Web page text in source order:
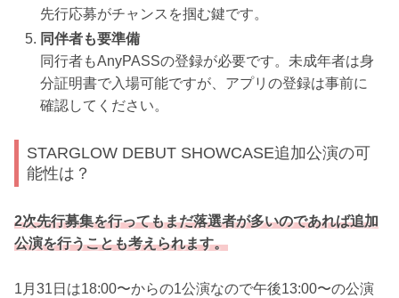
先行応募がチャンスを掴む鍵です。
同伴者も要準備
同行者もAnyPASSの登録が必要です。未成年者は身
分証明書で入場可能ですが、アプリの登録は事前に
確認してください。
STARGLOW DEBUT SHOWCASE追加公演の可
能性は？
2次先行募集を行ってもまだ落選者が多いのであれば追加
公演を行うことも考えられます。
1月31日は18:00〜からの1公演なので午後13:00〜の公演